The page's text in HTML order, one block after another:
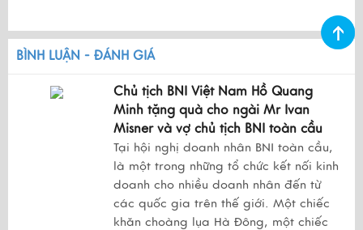
BÌNH LUẬN - ĐÁNH GIÁ
Chủ tịch BNI Việt Nam Hồ Quang
Minh tặng quà cho ngài Mr Ivan
Misner và vợ chủ tịch BNI toàn cầu
Tại hội nghị doanh nhân BNI toàn cầu,
là một trong những tổ chức kết nối kinh
doanh cho nhiều doanh nhân đến từ
các quốc gia trên thế giới. Một chiếc
khăn choàng lụa Hà Đông, một chiếc